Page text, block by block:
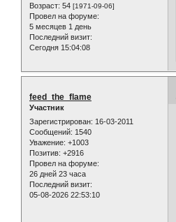
Возраст: 54 [1971-09-06]
Провел на форуме:
5 месяцев 1 день
Последний визит:
Сегодня 15:04:08
feed_the_flame
Участник
Зарегистрирован: 16-03-2011
Сообщений: 1540
Уважение: +1003
Позитив: +2916
Провел на форуме:
26 дней 23 часа
Последний визит:
05-08-2026 22:53:10